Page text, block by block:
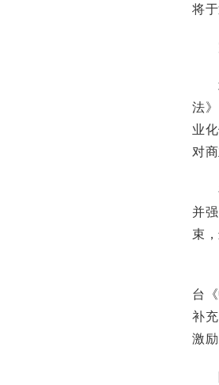
将
完
北
法
业
对
在
并
束
自
台
补
激
陶